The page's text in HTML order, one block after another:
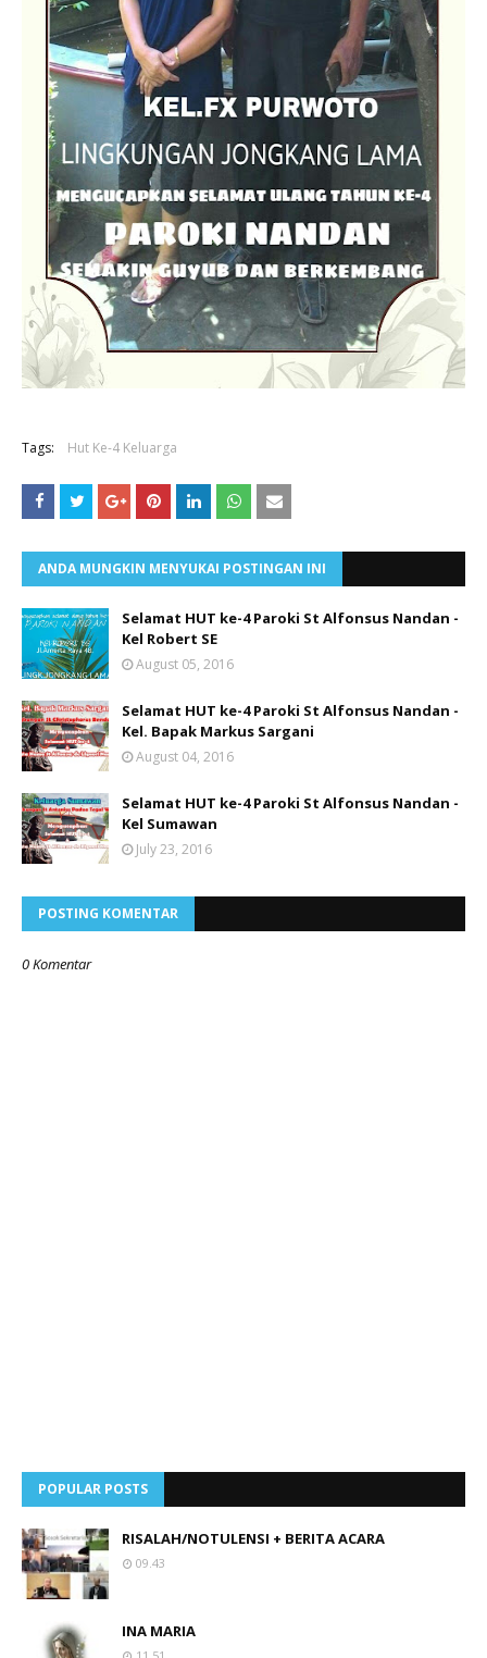
Tags: Hut Ke-4 Keluarga
ANDA MUNGKIN MENYUKAI POSTINGAN INI
Selamat HUT ke-4 Paroki St Alfonsus Nandan -
Kel Robert SE
August 05, 2016
Selamat HUT ke-4 Paroki St Alfonsus Nandan -
Kel. Bapak Markus Sargani
August 04, 2016
Selamat HUT ke-4 Paroki St Alfonsus Nandan -
Kel Sumawan
July 23, 2016
POSTING KOMENTAR
0 Komentar
POPULAR POSTS
RISALAH/NOTULENSI + BERITA ACARA
09.43
INA MARIA